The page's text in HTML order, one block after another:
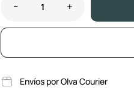
Envíos por Olva Courier